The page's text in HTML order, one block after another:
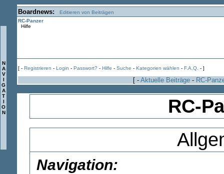
N
A
V
I
G
A
T
I
O
N
Boardnews:
Editieren von Beiträgen
RC-Panzer
Hilfe
[ - Registrieren - Login - Passwort? - Hilfe - Suche - Kategorien wählen - F.A.Q. - ]
[ - Aktuelle Beiträge - RC-
RC-
Navigation: